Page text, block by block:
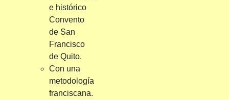
e histórico
Convento
de San
Francisco
de Quito.
Con una
metodología
franciscana.